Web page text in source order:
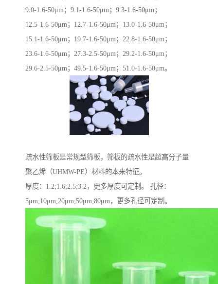
9.0-1.6-50μm；9.1-1.6-50μm；9.3-1.6-50μm；
12.5-1.6-50μm；12.7-1.6-50μm；13.0-1.6-50μm；
15.1-1.6-50μm；19.7-1.6-50μm；22.8-1.6-50μm；
23.6-1.6-50μm；27.3-2.5-50μm；29.2-1.6-50μm；
29.6-2.5-50μm；49.5-1.6-50μm；51.0-1.6-50μm。
疏水性筛板是常规型筛板，筛板的疏水性是超高分子量
聚乙烯（UHMW-PE）材料的本来特征。
厚度：1.2;1.6;2.5;3.2，更多厚度可定制。 孔径：
5μm;10μm;20μm;50μm;80μm，更多孔径可定制。